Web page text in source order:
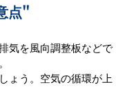
点"
気を風向調整板などで
ょう。空気の循環が上